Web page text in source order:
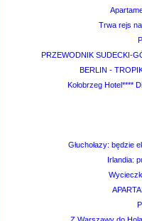
Trwa rejs
PRZEWODNIK SUDECKI-
BERLIN -
Kołobrzeg Hotel****
Głuchołazy: będzie
Irlandia: